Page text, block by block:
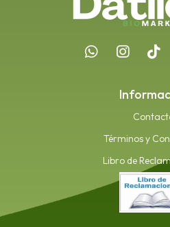
Términos y
Libro de